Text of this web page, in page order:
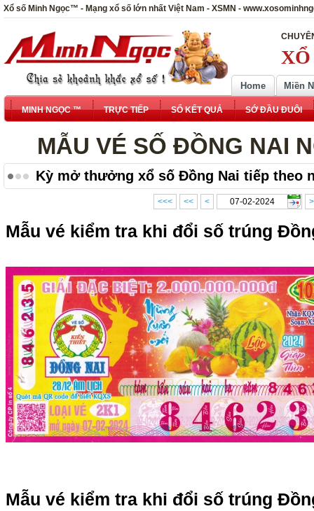
Xổ số Minh Ngọc™ - Mạng xổ số lớn nhất Việt Nam - XSMN -
Home Miền
MINH NGỌC ™ TRỰC TIẾP SỔ KẾT QUẢ SỚ ĐẦU ĐUÔI
MẪU VÉ SỐ ĐỒNG NAI
Kỳ mở thưởng xổ số Đồng Nai tiếp theo
<<< << < >
Mẫu vé kiểm tra khi đổi số trúng
Mẫu vé kiểm tra khi đổi số trúng